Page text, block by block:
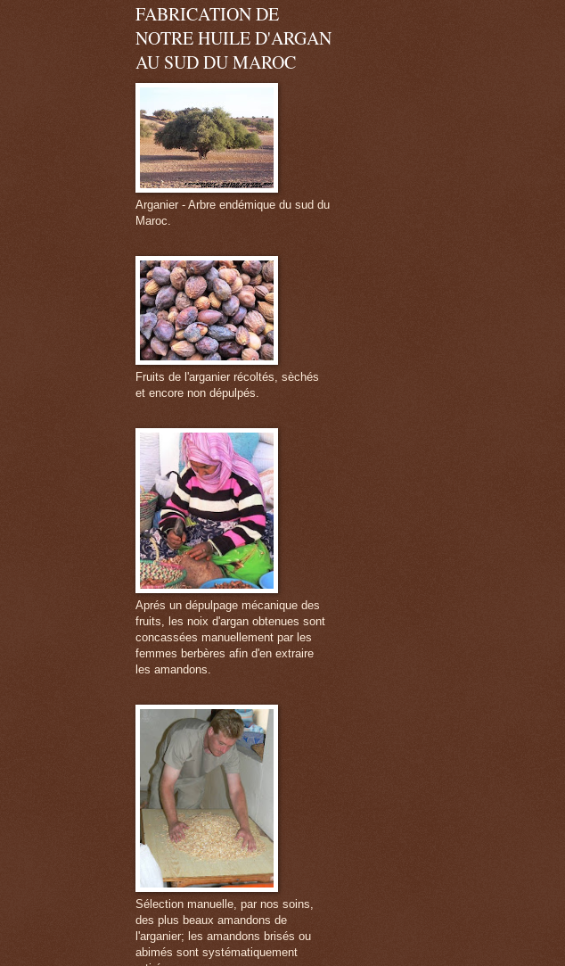
FABRICATION DE
NOTRE HUILE D'ARGAN
AU SUD DU MAROC
Arganier - Arbre endémique du sud du
Maroc.
Fruits de l'arganier récoltés, sèchés
et encore non dépulpés.
Aprés un dépulpage mécanique des
fruits, les noix d'argan obtenues sont
concassées manuellement par les
femmes berbères afin d'en extraire
les amandons.
Sélection manuelle, par nos soins,
des plus beaux amandons de
l'arganier; les amandons brisés ou
abimés sont systématiquement